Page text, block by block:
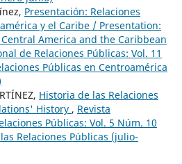
Presentación: Relaciones
y el Caribe / Presentation:
America and the Caribbean
de Relaciones Públicas: Vol. 11
Públicas en Centroamérica
Historia de las Relaciones
History , Revista
Públicas: Vol. 5 Núm. 10
Relaciones Públicas (julio-